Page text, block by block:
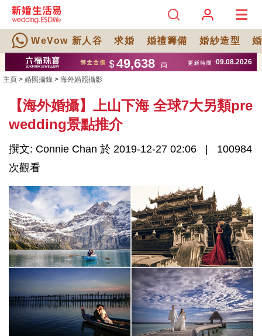
WeVow 新人谷 求婚 婚禮籌備 婚紗造型
主頁 > 婚照攝錄 > 海外婚照攝影
【海外婚攝】上山下海 全球7大另類pre
wedding景點推介
撰文: Connie Chan 於 2019-12-27 02:06
100984
次觀看